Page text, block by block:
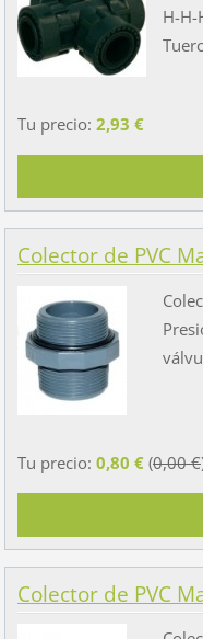
H-
Tu precio: 2,93 €
Colector de PVC
Tu precio: 0,80 €(0,00 €
Colector de PVC